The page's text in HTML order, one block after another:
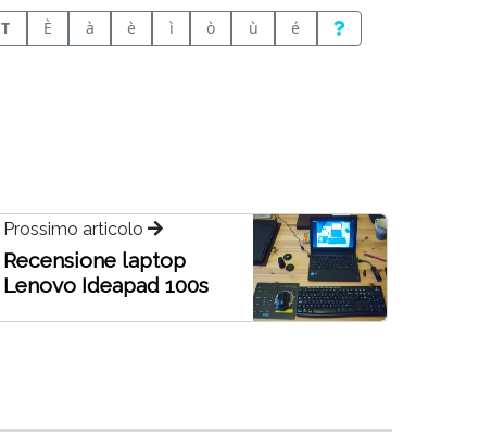
T È à è ì ò ù é
Prossimo articolo
Recensione laptop
Lenovo Ideapad 100s